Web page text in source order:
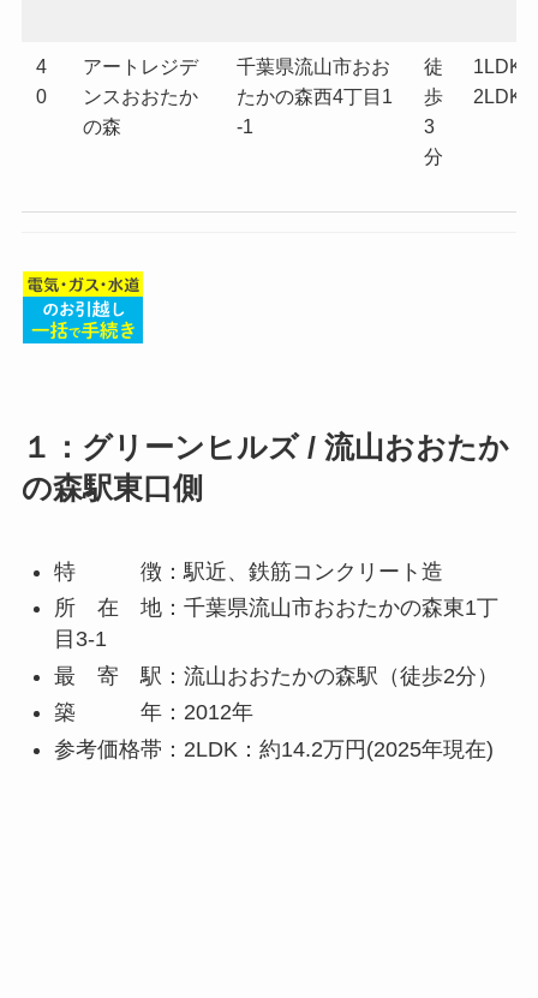
4
0
アートレジデ
ンスおおたか
の森
千葉県流山市おお
たかの森西4丁目1
-1
徒
歩
3
分
1LDK
2LDK
１：グリーンヒルズ / 流山おおたか
の森駅東口側
特 徴：駅近、鉄筋コンクリート造
所 在 地：千葉県流山市おおたかの森東1丁
目3-1
最 寄 駅：流山おおたかの森駅（徒歩2分）
築 年：2012年
参考価格帯：2LDK：約14.2万円(2025年現在)